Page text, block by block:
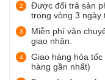
Được đổi trả sản
trong vòng 3 ngày
Miễn phí vận
giao nhận.
Giao hàng hỏa
hàng gần nhất)